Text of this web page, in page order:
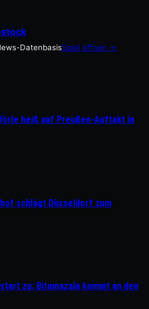
DatenbasisSpiel öffnen →
heiß auf Preußen-Auftakt in
schlägt Düsseldorf zum
zu: Bitumazala kommt an den